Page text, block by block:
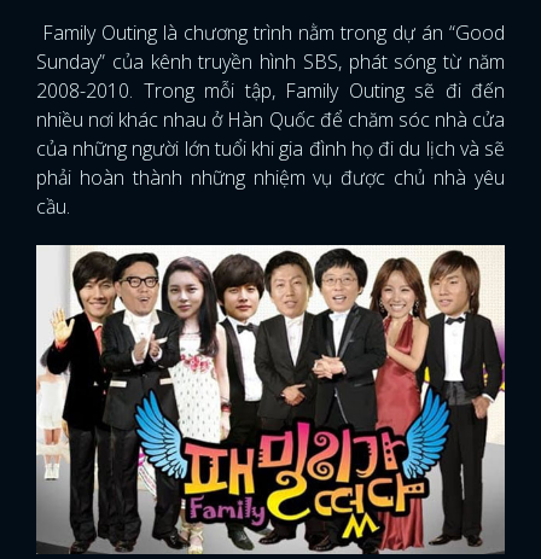
Family Outing là chương trình nằm trong dự án “Good
Sunday” của kênh truyền hình SBS, phát sóng từ năm
2008-2010. Trong mỗi tập, Family Outing sẽ đi đến
nhiều nơi khác nhau ở Hàn Quốc để chăm sóc nhà cửa
của những người lớn tuổi khi gia đình họ đi du lịch và sẽ
phải hoàn thành những nhiệm vụ được chủ nhà yêu
cầu.